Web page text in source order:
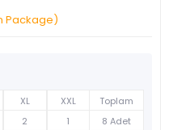
Package)
XL XXL
Toplam
2 1 8 Adet